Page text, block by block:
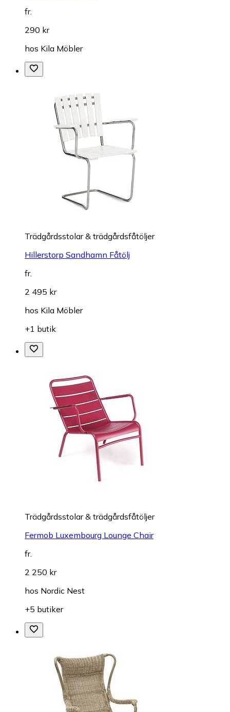
fr.
290 kr
hos Kila Möbler
Trädgårdsstolar & trädgårdsfåtöljer
Hillerstorp Sandhamn Fåtölj
fr.
2 495 kr
hos Kila Möbler
+1 butik
Trädgårdsstolar & trädgårdsfåtöljer
Fermob Luxembourg Lounge Chair
fr.
2 250 kr
hos Nordic Nest
+5 butiker